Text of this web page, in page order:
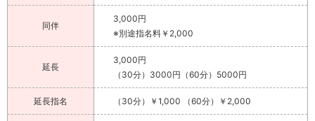
同伴
3,000円
※別途指名料￥2,000
延長
3,000円
（30分）3000円（60分）5000円
延長指名 （30分）￥1,000 （60分）￥2,000